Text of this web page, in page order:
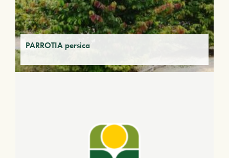
PARROTIA persica